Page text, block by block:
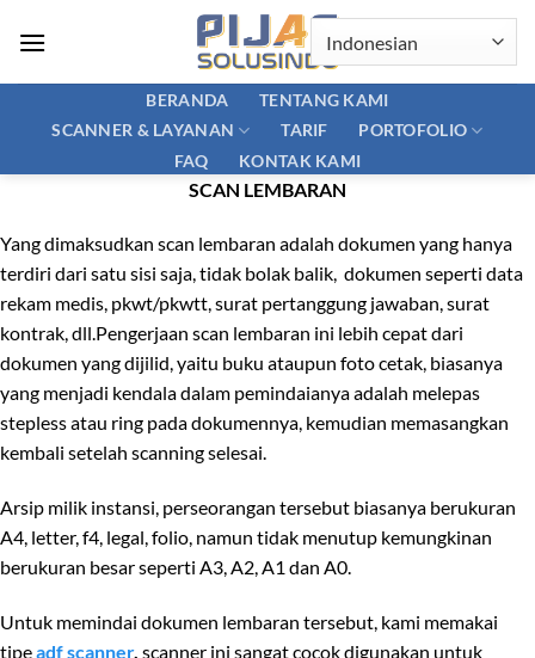
BERANDA
TENTANG KAMI
SCANNER & LAYANAN
TARIF
PORTOFOLIO
FAQ
KONTAK KAMI
SCAN LEMBARAN
Yang dimaksudkan scan lembaran adalah dokumen yang hanya
terdiri dari satu sisi saja, tidak bolak balik, dokumen seperti data
rekam medis, pkwt/pkwtt, surat pertanggung jawaban, surat
kontrak, dll.Pengerjaan scan lembaran ini lebih cepat dari
dokumen yang dijilid, yaitu buku ataupun foto cetak, biasanya
yang menjadi kendala dalam pemindaianya adalah melepas
stepless atau ring pada dokumennya, kemudian memasangkan
kembali setelah scanning selesai.
Arsip milik instansi, perseorangan tersebut biasanya berukuran
A4, letter, f4, legal, folio, namun tidak menutup kemungkinan
berukuran besar seperti A3, A2, A1 dan A0.
Untuk memindai dokumen lembaran tersebut, kami memakai
tipeadf scanner, scanner ini sangat cocok digunakan untuk